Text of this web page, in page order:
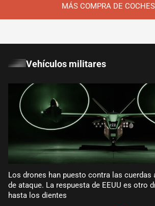
MÁS COMPRA DE COCHES
Vehículos militares
Los drones han puesto contra las
de ataque. La respuesta de EEUU es otro
hasta los dientes